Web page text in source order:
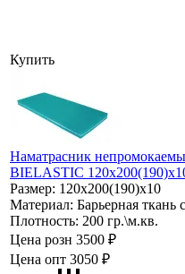
Купить
Наматрасник
BIELASTIC
Размер: 120х200(190)х10
Материал: Барьерная
Плотность: 200 гр.\м.кв.
Цена розн 3500 ₽
Цена опт 3050 ₽